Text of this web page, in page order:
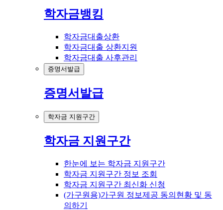
학자금뱅킹
학자금대출상환
학자금대출 상환지원
학자금대출 사후관리
증명서발급
증명서발급
학자금 지원구간
학자금 지원구간
한눈에 보는 학자금 지원구간
학자금 지원구간 정보 조회
학자금 지원구간 최신화 신청
(가구원용)가구원 정보제공 동의현황 및 동
의하기